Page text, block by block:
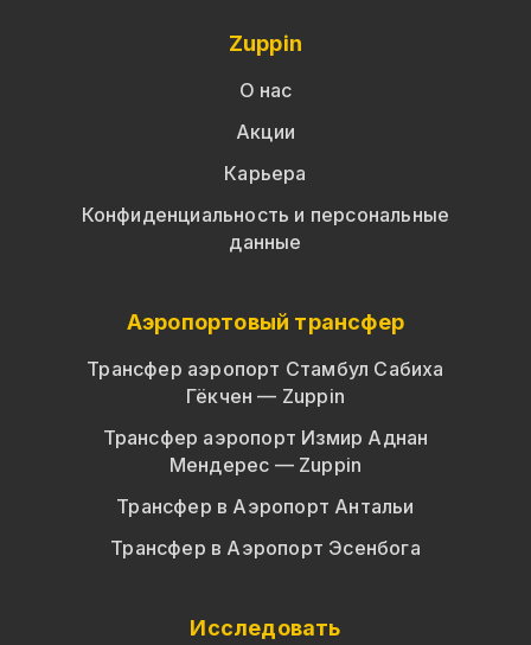
Zuppin
О нас
Акции
Карьера
Конфиденциальность и персональные
данные
Аэропортовый трансфер
Трансфер аэропорт Стамбул Сабиха
Гёкчен — Zuppin
Трансфер аэропорт Измир Аднан
Мендерес — Zuppin
Трансфер в Аэропорт Антальи
Трансфер в Аэропорт Эсенбога
Исследовать